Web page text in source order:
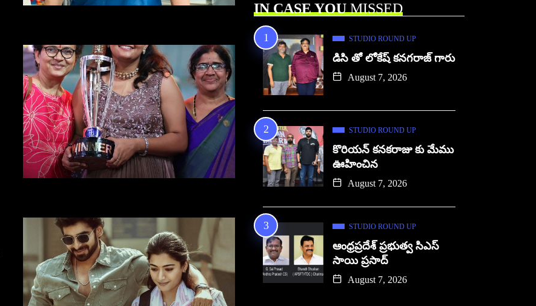
IN CASE YOUMISSED
STUDIO ROUND UP
డిసి తో లోకేష్ కనగరాజ్ గారు
August 7, 2026
STUDIO ROUND UP
కొరియన్ కనకరాజు కు మేము
ఊహించిన
August 7, 2026
STUDIO ROUND UP
ఆంధ్రప్రదేశ్ ప్రభుత్వ సిఎస్
సాయి ప్రసాద్
August 7, 2026